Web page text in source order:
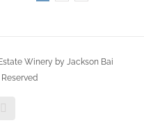
Winery by Jackson Bai